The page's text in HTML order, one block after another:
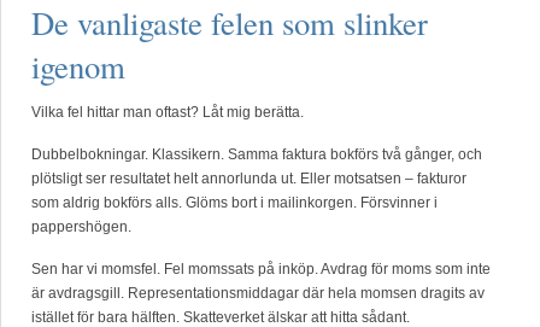
De vanligaste felen som slinker
igenom
Vilka fel hittar man oftast? Låt mig berätta.
Dubbelbokningar. Klassikern. Samma faktura bokförs två gånger, och
plötsligt ser resultatet helt annorlunda ut. Eller motsatsen – fakturor
som aldrig bokförs alls. Glöms bort i mailinkorgen. Försvinner i
pappershögen.
Sen har vi momsfel. Fel momssats på inköp. Avdrag för moms som inte
är avdragsgill. Representationsmiddagar där hela momsen dragits av
istället för bara hälften. Skatteverket älskar att hitta sådant.